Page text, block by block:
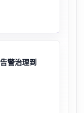
警治理到